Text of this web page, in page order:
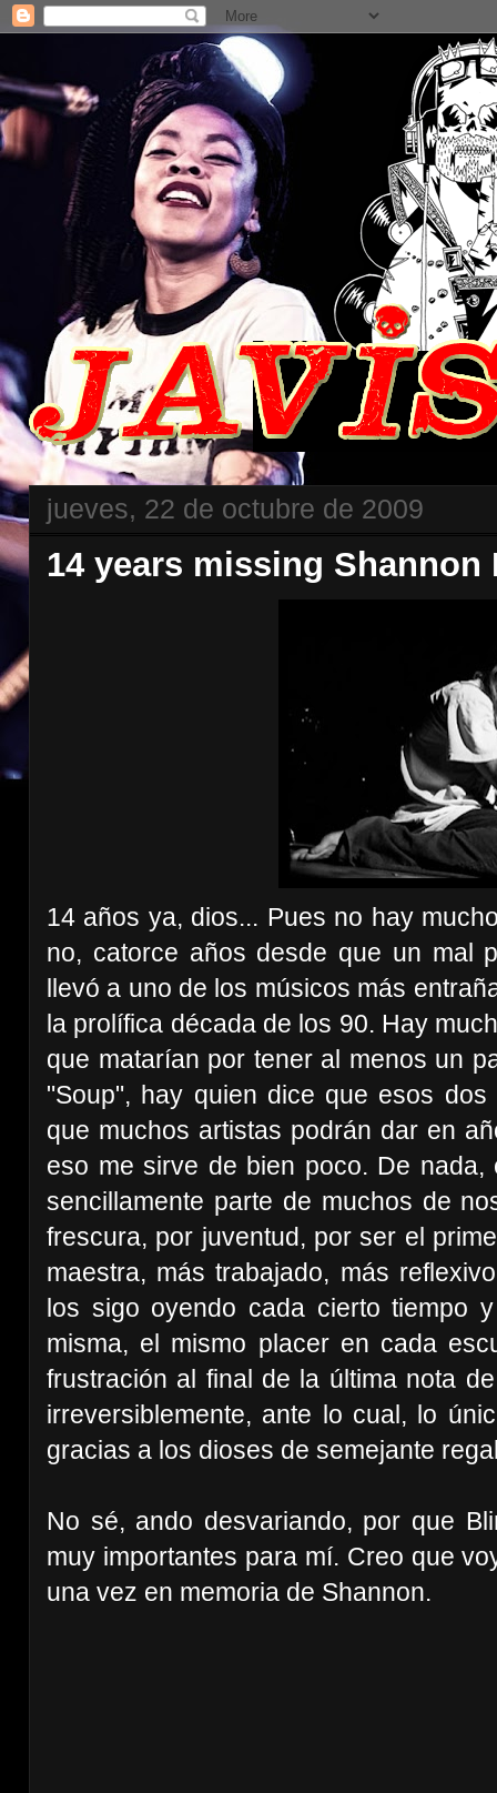
jueves, 22 de octubre de 2009
14 years missing Shannon
14 años ya, dios... Pues no hay
no, catorce años desde que un mal
llevó a uno de los músicos más
la prolífica década de los 90. Hay
que matarían por tener al menos un
"Soup", hay quien dice que esos
que muchos artistas podrán dar en
eso me sirve de bien poco. De
sencillamente parte de muchos de
frescura, por juventud, por ser el
maestra, más trabajado, más
los sigo oyendo cada cierto tiempo
misma, el mismo placer en cada
frustración al final de la última nota
irreversiblemente, ante lo cual, lo
gracias a los dioses de semejante
No sé, ando desvariando, por que
muy importantes para mí. Creo que
una vez en memoria de Shannon.